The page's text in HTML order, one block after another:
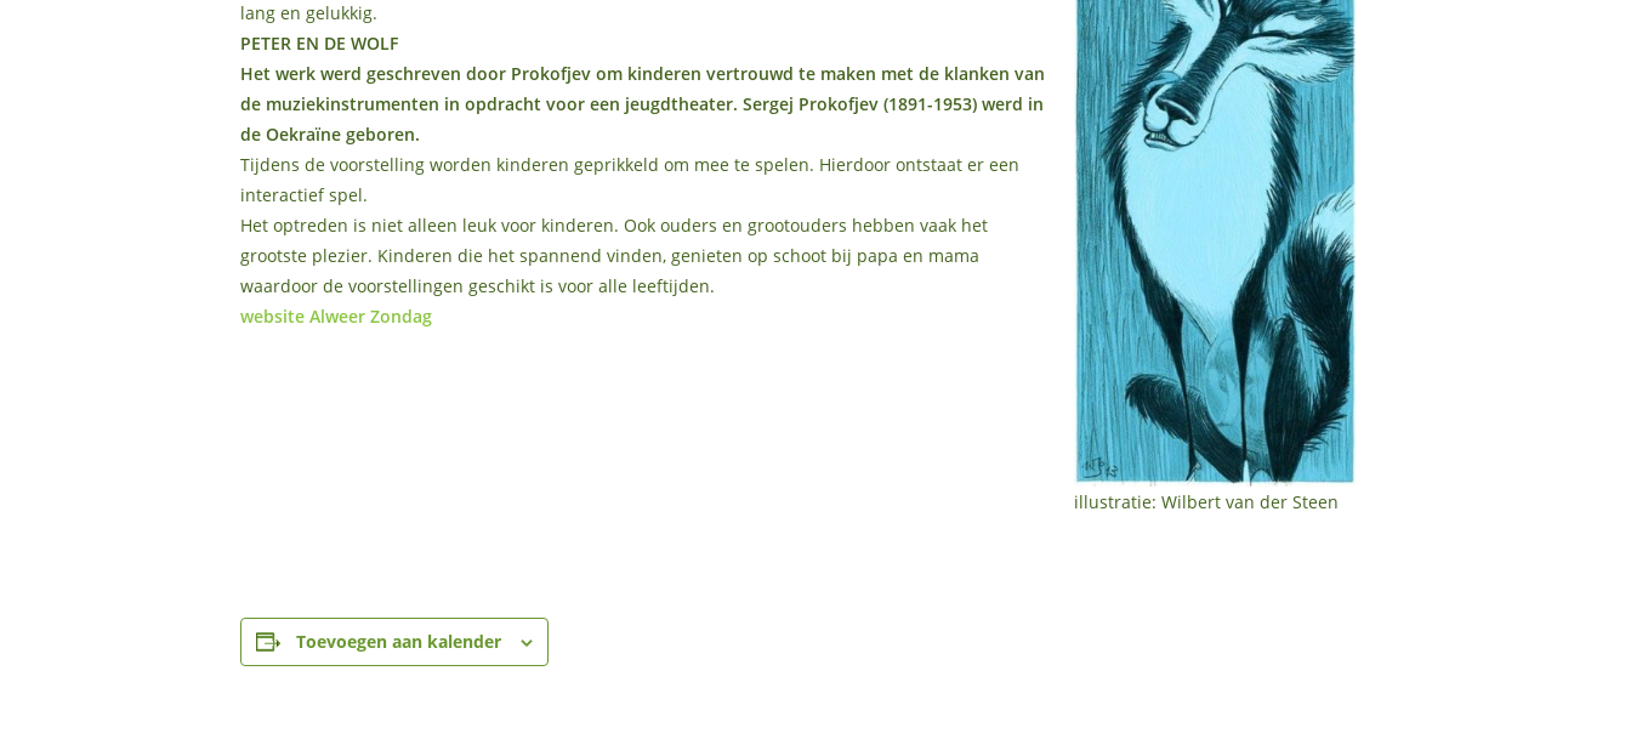
illustratie: Wilbert van der Steen
lang en gelukkig.
PETER EN DE WOLF
Het werk werd geschreven door Prokofjev om kinderen vertrouwd te maken met de klanken van
de muziekinstrumenten in opdracht voor een jeugdtheater. Sergej Prokofjev (1891-1953) werd in
de Oekraïne geboren.
Tijdens de voorstelling worden kinderen geprikkeld om mee te spelen. Hierdoor ontstaat er een
interactief spel.
Het optreden is niet alleen leuk voor kinderen. Ook ouders en grootouders hebben vaak het
grootste plezier. Kinderen die het spannend vinden, genieten op schoot bij papa en mama
waardoor de voorstellingen geschikt is voor alle leeftijden.
website Alweer Zondag
Toevoegen aan kalender